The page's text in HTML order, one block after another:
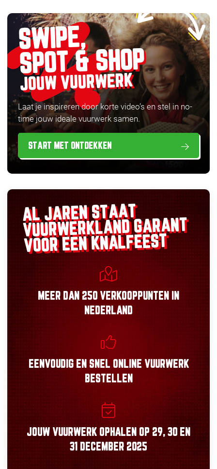
SWIPE,
SPOT & SHOP
JOUW VUURWERK
Laat je inspireren door korte video’s en stel in no-
time jouw ideale vuurwerk samen.
START MET ONTDEKKEN
AL JAREN STAAT
VUURWERKLANDGARANT
VOOR EEN KNALFEEST
MEER DAN 250 VERKOOPPUNTEN
IN
NEDERLAND
EENVOUDIGEN SNEL ONLINE VUURWERK
BESTELLEN
JOUW VUURWERK OPHALEN OP 29, 30 EN
31 DECEMBER 2025